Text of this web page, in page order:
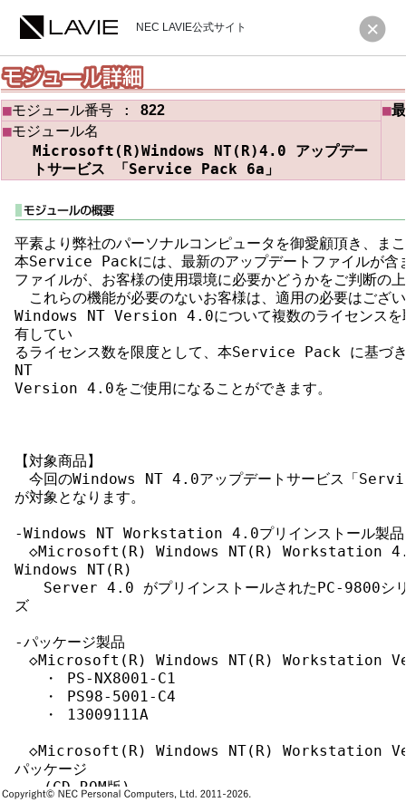
NEC LAVIE公式サイト